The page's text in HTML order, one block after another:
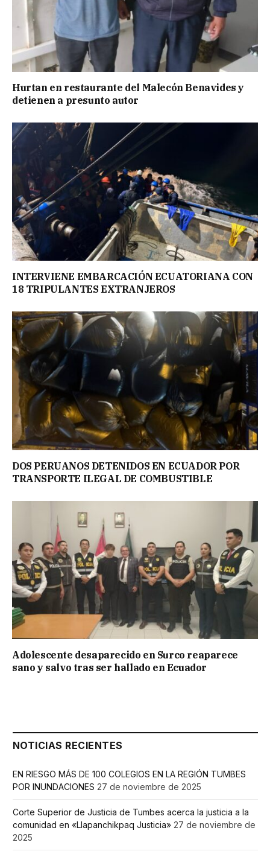
Hurtan en restaurante del Malecón Benavides y
detienen a presunto autor
INTERVIENE EMBARCACIÓN ECUATORIANA CON
18 TRIPULANTES EXTRANJEROS
DOS PERUANOS DETENIDOS EN ECUADOR POR
TRANSPORTE ILEGAL DE COMBUSTIBLE
Adolescente desaparecido en Surco reaparece
sano y salvo tras ser hallado en Ecuador
NOTICIAS RECIENTES
EN RIESGO MÁS DE 100 COLEGIOS EN LA REGIÓN TUMBES
POR INUNDACIONES 27 de noviembre de 2025
Corte Superior de Justicia de Tumbes acerca la justicia a la
comunidad en «Llapanchikpaq Justicia» 27 de noviembre de
2025